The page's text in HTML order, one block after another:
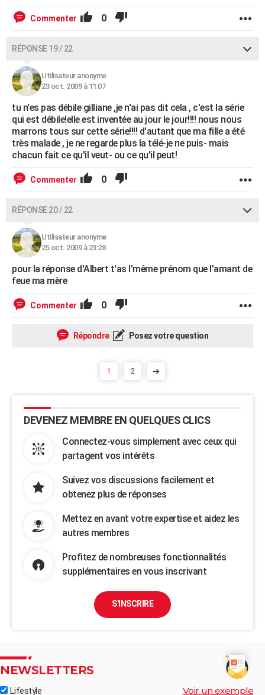
Commenter 0
RÉPONSE 19 / 22
Utilisateur anonyme
23 oct. 2009 à 11:07
tu n'es pas débile gilliane ,je n'ai pas dit cela , c'est la série
qui est débile!elle est inventée au jour le jour!!!! nous nous
marrons tous sur cette série!!!! d'autant que ma fille a été
très malade , je ne regarde plus la télé-je ne puis- mais
chacun fait ce qu'il veut- ou ce qu'il peut!
Commenter 0
RÉPONSE 20 / 22
Utilisateur anonyme
25 oct. 2009 à 23:28
pour la réponse d'Albert t'as l'même prénom que l'amant de
feue ma mère
Commenter 0
Répondre Posez votre question
1 2
DEVENEZ MEMBRE EN QUELQUES CLICS
Connectez-vous simplement avec ceux qui
partagent vos intérêts
Suivez vos discussions facilement et
obtenez plus de réponses
Mettez en avant votre expertise et aidez les
autres membres
Profitez de nombreuses fonctionnalités
supplémentaires en vous inscrivant
S'INSCRIRE
NEWSLETTERS
Lifestyle Voir un exemple